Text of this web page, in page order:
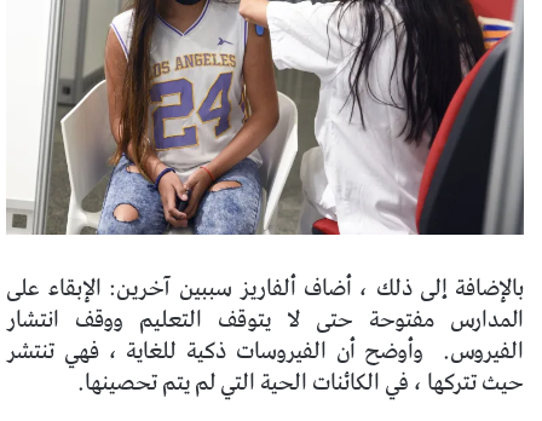
بالإضافة إلى ذلك ، أضاف ألفاريز سببين آخرين: الإبقاء على
المدارس مفتوحة حتى لا يتوقف التعليم ووقف انتشار
الفيروس. وأوضح أن الفيروسات ذكية للغاية ، فهي تنتشر
حيث تتركها ، في الكائنات الحية التي لم يتم تحصينها.